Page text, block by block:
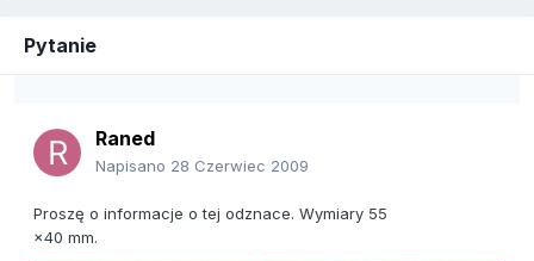
Pytanie
Raned
Napisano 28 Czerwiec 2009
Proszę o informacje o tej odznace. Wymiary 55
×40 mm.